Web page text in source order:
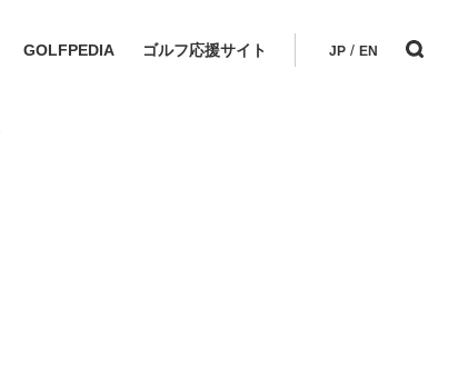
GOLFPEDIA ゴルフ応援サイト JP / EN